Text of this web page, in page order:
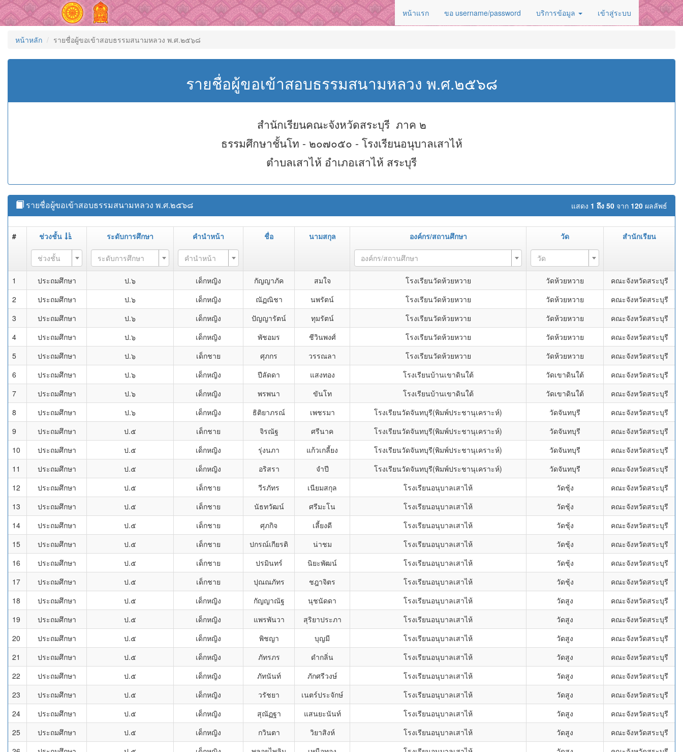
หน้าแรก ขอ username/password บริการข้อมูล เข้าสู่ระบบ
หน้าหลัก รายชื่อผู้ขอเข้าสอบธรรมสนามหลวง พ.ศ.๒๕๖๘
รายชื่อผู้ขอเข้าสอบธรรมสนามหลวง พ.ศ.๒๕๖๘
สำนักเรียนคณะจังหวัดสระบุรี ภาค ๒
ธรรมศึกษาชั้นโท - ๒๐๗๐๕๐ - โรงเรียนอนุบาลเสาไห้
ตำบลเสาไห้ อำเภอเสาไห้ สระบุรี
แสดง 1 ถึง 50 จาก 120 ผลลัพธ์
รายชื่อผู้ขอเข้าสอบธรรมสนามหลวง พ.ศ.๒๕๖๘
# ช่วงชั้น ระดับการศึกษา คำนำหน้า ชื่อ นามสกุล องค์กร/สถานศึกษา วัด สำนักเรียน
ช่วงชั้น ระดับการศึกษา คำนำหน้า องค์กร/สถานศึกษา วัด
1 ประถมศึกษา ป.๖ เด็กหญิง กัญญาภัค สมใจ โรงเรียนวัดห้วยหวาย วัดห้วยหวาย
คณะจังหวัดสระบุรี
2
ประถมศึกษา ป.๖ เด็กหญิง ณัฏณิชา นพรัตน์ โรงเรียนวัดห้วยหวาย วัดห้วยหวาย
คณะจังหวัดสระบุรี
3
ประถมศึกษา ป.๖ เด็กหญิง ปัญญารัตน์ ทุมรัตน์ โรงเรียนวัดห้วยหวาย วัดห้วยหวาย
คณะจังหวัดสระบุรี
4
ประถมศึกษา ป.๖ เด็กหญิง พัชอมร ชีวินพงศ์ โรงเรียนวัดห้วยหวาย วัดห้วยหวาย
คณะจังหวัดสระบุรี
5
ประถมศึกษา ป.๖ เด็กชาย ศุภกร วรรณลา โรงเรียนวัดห้วยหวาย วัดห้วยหวาย
คณะจังหวัดสระบุรี
6
ประถมศึกษา ป.๖ เด็กหญิง ปีลัดดา แสงทอง โรงเรียนบ้านเขาดินใต้ วัดเขาดินใต้
คณะจังหวัดสระบุรี
7
ประถมศึกษา ป.๖ เด็กหญิง พรพนา ขันโท โรงเรียนบ้านเขาดินใต้ วัดเขาดินใต้
คณะจังหวัดสระบุรี
8
ประถมศึกษา ป.๖ เด็กหญิง ธิติยาภรณ์ เพชรมา โรงเรียนวัดจันทบุรี(พิมพ์ประชานุเคราะห์) วัดจันทบุรี
คณะจังหวัดสระบุรี
9
ประถมศึกษา ป.๕ เด็กชาย จิรณัฐ ศรีนาค โรงเรียนวัดจันทบุรี(พิมพ์ประชานุเคราะห์) วัดจันทบุรี
คณะจังหวัดสระบุรี
10
ประถมศึกษา ป.๕ เด็กหญิง รุ่งนภา แก้วเกลี้ยง โรงเรียนวัดจันทบุรี(พิมพ์ประชานุเคราะห์) วัดจันทบุรี
คณะจังหวัดสระบุรี
11
ประถมศึกษา ป.๕ เด็กหญิง อริสรา จำปี โรงเรียนวัดจันทบุรี(พิมพ์ประชานุเคราะห์) วัดจันทบุรี
คณะจังหวัดสระบุรี
12
ประถมศึกษา ป.๕ เด็กชาย วีรภัทร เนียมสกุล โรงเรียนอนุบาลเสาไห้ วัดชุ้ง
คณะจังหวัดสระบุรี
13
ประถมศึกษา ป.๕ เด็กชาย นัธทวัฒน์ ศรีมะโน โรงเรียนอนุบาลเสาไห้ วัดชุ้ง
คณะจังหวัดสระบุรี
14
ประถมศึกษา ป.๕ เด็กชาย ศุภกิจ เลี้ยงดี โรงเรียนอนุบาลเสาไห้ วัดชุ้ง
คณะจังหวัดสระบุรี
15
ประถมศึกษา ป.๕ เด็กชาย ปกรณ์เกียรติ น่าชม โรงเรียนอนุบาลเสาไห้ วัดชุ้ง
คณะจังหวัดสระบุรี
16
ประถมศึกษา ป.๕ เด็กชาย ปรมินทร์ นิยะพัฒน์ โรงเรียนอนุบาลเสาไห้ วัดชุ้ง
คณะจังหวัดสระบุรี
17
ประถมศึกษา ป.๕ เด็กชาย ปุณณภัทร ชฎาจิตร โรงเรียนอนุบาลเสาไห้ วัดชุ้ง
คณะจังหวัดสระบุรี
18
ประถมศึกษา ป.๕ เด็กหญิง กัญญาณัฐ นุชนัดดา โรงเรียนอนุบาลเสาไห้ วัดสูง
คณะจังหวัดสระบุรี
19
ประถมศึกษา ป.๕ เด็กหญิง แพรพันวา สุริยาประภา โรงเรียนอนุบาลเสาไห้ วัดสูง
คณะจังหวัดสระบุรี
20
ประถมศึกษา ป.๕ เด็กหญิง พิชญา บุญมี โรงเรียนอนุบาลเสาไห้ วัดสูง
คณะจังหวัดสระบุรี
21
ประถมศึกษา ป.๕ เด็กหญิง ภัทรภร ดำกลิ่น โรงเรียนอนุบาลเสาไห้ วัดสูง
คณะจังหวัดสระบุรี
22
ประถมศึกษา ป.๕ เด็กหญิง ภัทนันท์ ภักศรีวงษ์ โรงเรียนอนุบาลเสาไห้ วัดสูง
คณะจังหวัดสระบุรี
23
ประถมศึกษา ป.๕ เด็กหญิง วรัชยา เนตร์ประจักษ์ โรงเรียนอนุบาลเสาไห้ วัดสูง
คณะจังหวัดสระบุรี
24
ประถมศึกษา ป.๕ เด็กหญิง สุณัฏฐา แสนยะนันท์ โรงเรียนอนุบาลเสาไห้ วัดสูง
คณะจังหวัดสระบุรี
25
ประถมศึกษา ป.๕ เด็กหญิง กวินตา วิยาสิงห์ โรงเรียนอนุบาลเสาไห้ วัดสูง
คณะจังหวัดสระบุรี